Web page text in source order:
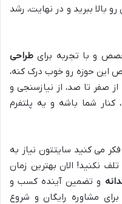
بالا ببرید و در نهایت، رشد
و با تجربه برای طراحی
این حوزه رو خوب درک کنه،
صفر تا صد، از نیازسنجی و
کنار شما باشه و یه پلتفرم
می کنید سایتتون نیاز به
نکنید! الان بهترین زمان
و تضمین آینده کسب و
مشاوره رایگان و شروع